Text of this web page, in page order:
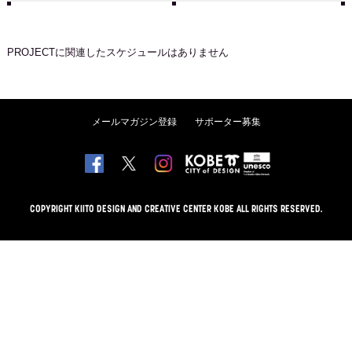
PROJECTに関連したスケジュールはありません
メールマガジン登録 サポーター募集
COPYRIGHT KIITO DESIGN AND CREATIVE CENTER KOBE ALL RIGHTS RESERVED.